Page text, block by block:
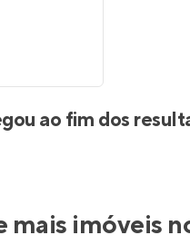
ao fim dos
mais imóveis